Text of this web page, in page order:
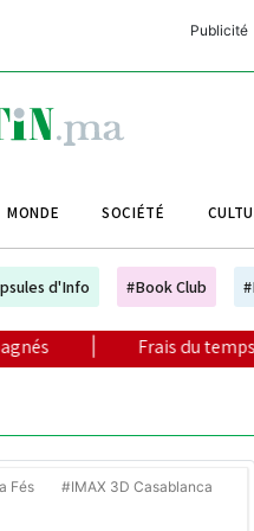
Publicité
MONDE SOCIÉTÉ
d'Info #Book Club
du temps aménagé :
Fés #IMAX 3D Casablanca